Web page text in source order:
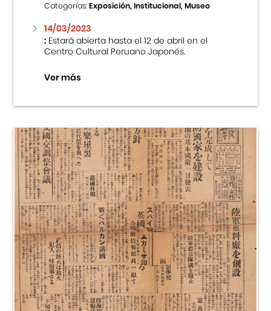
Categorías:Exposición, Institucional, Museo
14/03/2023
:Estará abierta hasta el 12 de abril en el
Centro Cultural Peruano Japonés.
Ver más